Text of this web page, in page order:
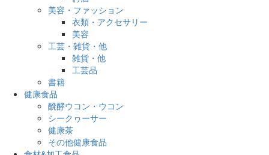
美容・ファッション
衣類・アクセサリー
美容
工芸・雑貨・他
雑貨・他
工芸品
書籍
健康食品
醗酵ウコン・ウコン
シークヮーサー
健康茶
その他健康食品